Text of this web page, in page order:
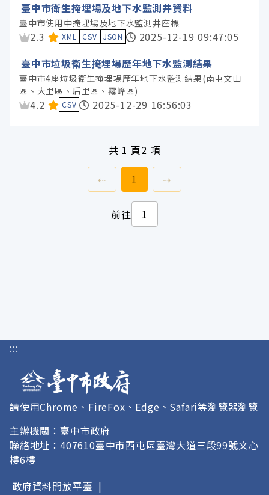
服務分類
格式
標籤
臺中市衛生掩埋場及地下水監測井資料
臺中市使用中掩埋場及地下水監測井座標
資料集評分：
2.3 XML CSV JSON
2025-12-19 09:47:05
臺中市垃圾衛生掩埋場歷年地下水監測結果
臺中市4座垃圾衛生掩埋場歷年地下水監測結果(南屯文山
區、大里區、后里區、霧峰區)
資料集評分：
4.2 CSV 2025-12-29 16:56:03
共 1 頁2 項
⇠ 上一頁前往
1 ⇢下一頁
前往
:::
請使用Chrome、FireFox、Edge、Safari等瀏覽器瀏覽
主辦機關：臺中市政府
聯絡地址：407610臺中市西屯區臺灣大道三段99號文心
樓6樓
政府資料開放平臺 |